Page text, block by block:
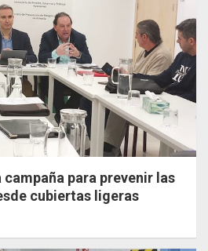
para prevenir las
cubiertas ligeras